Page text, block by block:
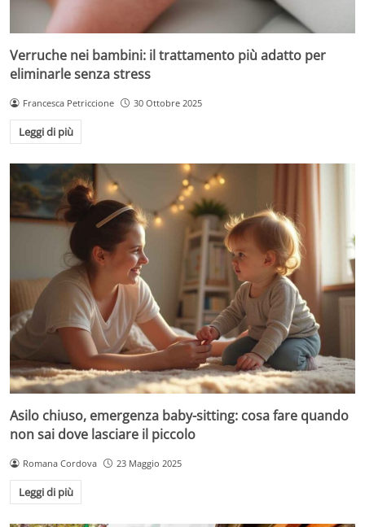
Verruche nei bambini: il trattamento più adatto per
eliminarle senza stress
Francesca Petriccione 30 Ottobre 2025
Leggi di più
Asilo chiuso, emergenza baby-sitting: cosa fare quando
non sai dove lasciare il piccolo
Romana Cordova 23 Maggio 2025
Leggi di più